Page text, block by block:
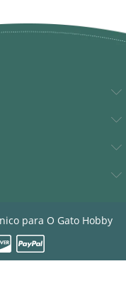
para O Gato Hobby